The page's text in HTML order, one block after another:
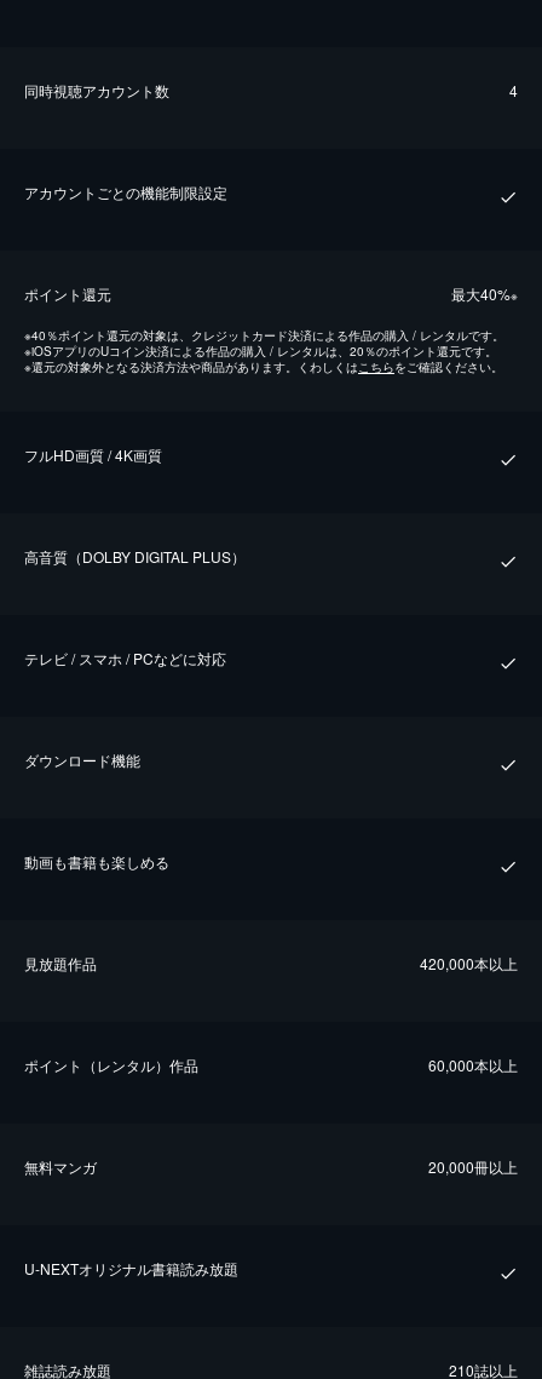
同時視聴アカウント数 4
アカウントごとの機能制限設定
ポイント還元 最⼤40%※
※40％ポイント還元の対象は、クレジットカード決済による作品の購入 / レンタルです。
※iOSアプリのUコイン決済による作品の購入 / レンタルは、20％のポイント還元です。
※還元の対象外となる決済方法や商品があります。くわしくはこちらをご確認ください。
フルHD画質 / 4K画質
⾼⾳質（DOLBY DIGITAL PLUS）
テレビ / スマホ / PCなどに対応
ダウンロード機能
動画も書籍も楽しめる
⾒放題作品 420,000本以上
ポイント（レンタル）作品 60,000本以上
無料マンガ 20,000冊以上
U-NEXTオリジナル書籍読み放題
雑誌読み放題 210誌以上